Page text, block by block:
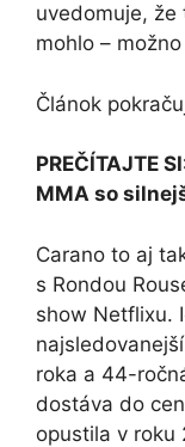
uvedomuje, že
mohlo –
Článok
PREČÍTAJTE
MMA so
Carano to aj
s Rondou
show Netflixu.
roka a 44-
dostáva do
opustila v roku